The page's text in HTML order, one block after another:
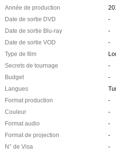
Année de production
Date de sortie DVD
-
Date de sortie Blu-ray
-
Date de sortie VOD
-
Type de film
Secrets de tournage
-
Budget
-
Langues
Format production
-
Couleur
-
Format audio
-
Format de projection
-
N° de Visa
-